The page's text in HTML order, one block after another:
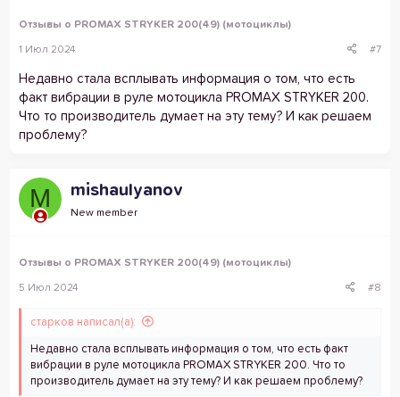
Отзывы о PROMAX STRYKER 200(49) (мотоциклы)
1 Июл 2024 #7
Недавно стала всплывать информация о том, что есть
факт вибрации в руле мотоцикла PROMAX STRYKER 200.
Что то производитель думает на эту тему? И как решаем
проблему?
M mishaulyanov
New member
Отзывы о PROMAX STRYKER 200(49) (мотоциклы)
5 Июл 2024 #8
старков написал(а):
Недавно стала всплывать информация о том, что есть факт
вибрации в руле мотоцикла PROMAX STRYKER 200. Что то
производитель думает на эту тему? И как решаем проблему?